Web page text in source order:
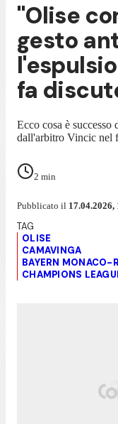
"Olise
gesto
fa
Ecco cosa è
dall'arbitro Vincic nel
2 min
Pubblicato il 17.04.2026,
OLISE
CAMAVINGA
BAYERN MONACO-
CHAMPIONS